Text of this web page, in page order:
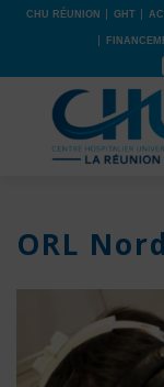
CHU RÉUNION GHT
ORL Nord